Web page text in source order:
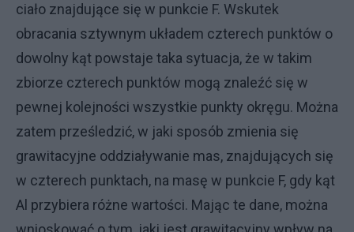
ciało znajdujące się w punkcie F. Wskutek
obracania sztywnym układem czterech punktów o
dowolny kąt powstaje taka sytuacja, że w takim
zbiorze czterech punktów mogą znaleźć się w
pewnej kolejności wszystkie punkty okręgu. Można
zatem prześledzić, w jaki sposób zmienia się
grawitacyjne oddziaływanie mas, znajdujących się
w czterech punktach, na masę w punkcie F, gdy kąt
Al przybiera różne wartości. Mając te dane, można